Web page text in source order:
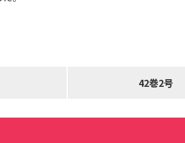
42巻2号